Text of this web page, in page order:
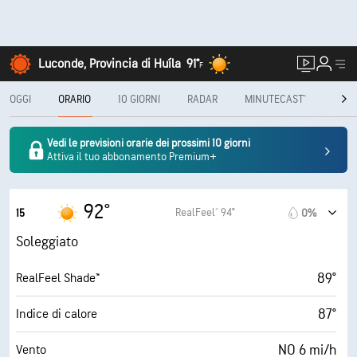
Luconde, Provincia di Huíla 91°F
OGGI ORARIO 10 GIORNI RADAR MINUTECAST®
Vedi le previsioni orarie dei prossimi 10 giorni
Attiva il tuo abbonamento Premium+
15 92° RealFeel® 94° 0%
Soleggiato
RealFeel Shade™ 89°
Indice di calore 87°
Vento NO 6 mi/h